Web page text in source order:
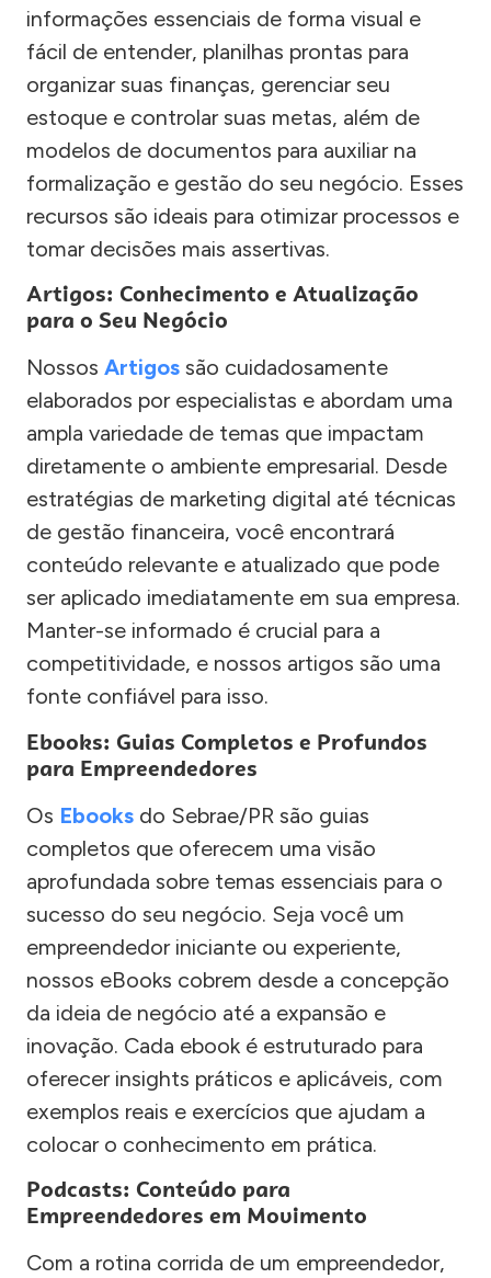
informações essenciais de forma visual e
fácil de entender, planilhas prontas para
organizar suas finanças, gerenciar seu
estoque e controlar suas metas, além de
modelos de documentos para auxiliar na
formalização e gestão do seu negócio. Esses
recursos são ideais para otimizar processos e
tomar decisões mais assertivas.
Artigos: Conhecimento e Atualização
para o Seu Negócio
Nossos Artigos são cuidadosamente
elaborados por especialistas e abordam uma
ampla variedade de temas que impactam
diretamente o ambiente empresarial. Desde
estratégias de marketing digital até técnicas
de gestão financeira, você encontrará
conteúdo relevante e atualizado que pode
ser aplicado imediatamente em sua empresa.
Manter-se informado é crucial para a
competitividade, e nossos artigos são uma
fonte confiável para isso.
Ebooks: Guias Completos e Profundos
para Empreendedores
Os Ebooks do Sebrae/PR são guias
completos que oferecem uma visão
aprofundada sobre temas essenciais para o
sucesso do seu negócio. Seja você um
empreendedor iniciante ou experiente,
nossos eBooks cobrem desde a concepção
da ideia de negócio até a expansão e
inovação. Cada ebook é estruturado para
oferecer insights práticos e aplicáveis, com
exemplos reais e exercícios que ajudam a
colocar o conhecimento em prática.
Podcasts: Conteúdo para
Empreendedores em Movimento
Com a rotina corrida de um empreendedor,